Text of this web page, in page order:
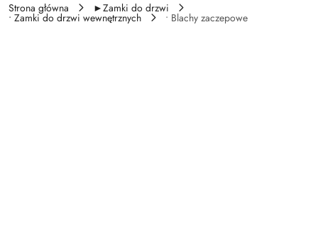
Strona główna ►Zamki do drzwi
• Zamki do drzwi wewnętrznych • Blachy zaczepowe